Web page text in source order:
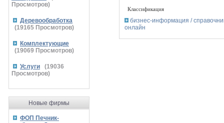
Просмотров)
Деревообработка
(19165 Просмотров)
Комплектующие
(19069 Просмотров)
Услуги (19036
Просмотров)
Новые фирмы
ФОП Печник-
Классификация
бизнес-информация /
онлайн